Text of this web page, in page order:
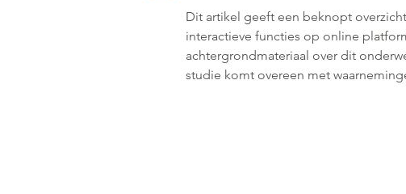
Dit artikel geeft een beknopt
interactieve functies op online
achtergrondmateriaal over dit
studie komt overeen met